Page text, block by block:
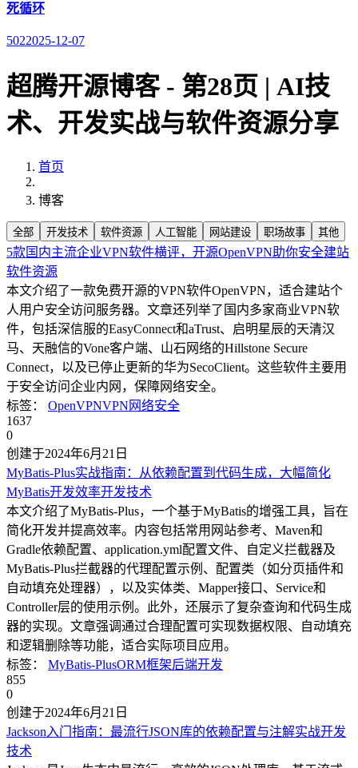
死循环
5022025-12-07
超腾开源博客 - 第28页 | AI技
术、开发实战与软件资源分享
首页
博客
全部 开发技术 软件资源 人工智能 网站建设 职场故事 其他
5款国内主流企业VPN软件横评，开源OpenVPN助你安全建站
软件资源
本文介绍了一款免费开源的VPN软件OpenVPN，适合建站个
人用户安全访问服务器。文章还列举了国内多家商业VPN软
件，包括深信服的EasyConnect和aTrust、启明星辰的天清汉
马、天融信的Vone客户端、山石网络的Hillstone Secure
Connect，以及已停止更新的华为SecoClient。这些软件主要用
于安全访问企业内网，保障网络安全。
标签： OpenVPNVPN 网络安全
1637
0
创建于2024年6月21日
MyBatis-Plus实战指南：从依赖配置到代码生成，大幅简化
MyBatis开发效率开发技术
本文介绍了MyBatis-Plus，一个基于MyBatis的增强工具，旨在
简化开发并提高效率。内容包括常用网站参考、Maven和
Gradle依赖配置、application.yml配置文件、自定义拦截器及
MyBatis-Plus拦截器的代理配置示例、配置类（如分页插件和
自动填充处理器），以及实体类、Mapper接口、Service和
Controller层的使用示例。此外，还展示了复杂查询和代码生成
器的实现。文章强调通过合理配置可实现数据权限、自动填充
和逻辑删除等功能，适合实际项目应用。
标签： MyBatis-PlusORM框架后端开发
855
0
创建于2024年6月21日
Jackson入门指南：最流行JSON库的依赖配置与注解实战开发
技术